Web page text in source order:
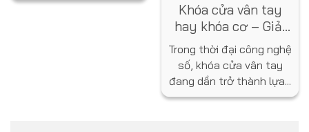
Khóa cửa vân tay
hay khóa cơ – Giải
pháp nào tốt hơn
cho ngôi nhà bạn?
Trong thời đại công nghệ
số, khóa cửa vân tay
đang dần trở thành lựa...